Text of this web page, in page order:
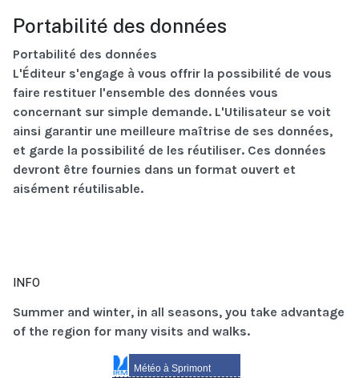
Portabilité des données
Portabilité des données
L'Éditeur s'engage à vous offrir la possibilité de vous
faire restituer l'ensemble des données vous
concernant sur simple demande. L'Utilisateur se voit
ainsi garantir une meilleure maîtrise de ses données,
et garde la possibilité de les réutiliser. Ces données
devront être fournies dans un format ouvert et
aisément réutilisable.
INFO
Summer and winter, in all seasons, you take advantage
of the region for many visits and walks.